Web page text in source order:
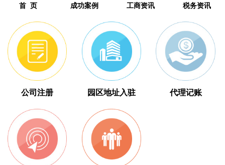
首 页 成功案例 工商资讯 税务资讯
公司注册 园区地址入驻 代理记账